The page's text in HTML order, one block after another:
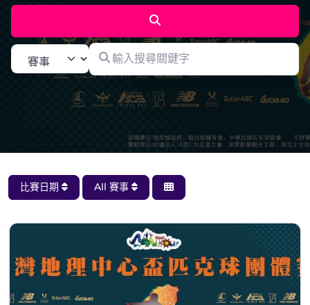
Select search type輸入搜尋關鍵字
比賽日期 All 賽事